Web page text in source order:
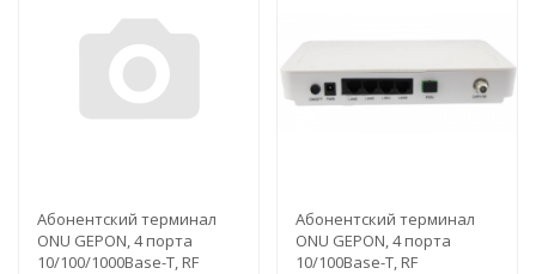
Абонентский терминал
ONU GEPON, 4 порта
10/100/1000Base-T, RF
Абонентский терминал
ONU GEPON, 4 порта
10/100Base-T, RF